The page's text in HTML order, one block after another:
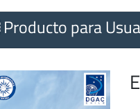
Producto para